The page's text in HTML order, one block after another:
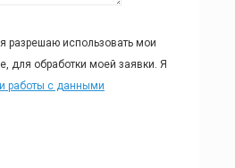
разрешаю использовать мои
для обработки моей заявки. Я
работы с данными